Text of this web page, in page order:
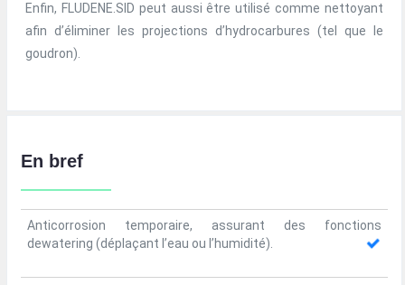
Enfin, FLUDENE.SID peut aussi être utilisé comme nettoyant
afin d’éliminer les projections d’hydrocarbures (tel que le
goudron).
En bref
Anticorrosion temporaire, assurant des fonctions
dewatering (déplaçant l’eau ou l’humidité).